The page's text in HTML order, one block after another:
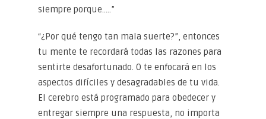
siempre porque…..”
“¿Por qué tengo tan mala suerte?”, entonces
tu mente te recordará todas las razones para
sentirte desafortunado. O te enfocará en los
aspectos difíciles y desagradables de tu vida.
El cerebro está programado para obedecer y
entregar siempre una respuesta, no importa